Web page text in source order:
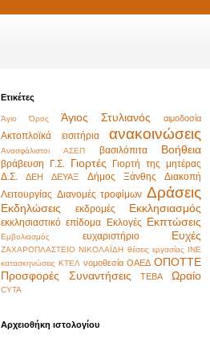
Ετικέτες
Άγιο Όρος Άγιος Στυλιανός αιμοδοσία
Ακτοπλοϊκά εισιτήρια ανακοινώσεις
Ανασφάλιστοι ΑΣΕΠ βασιλόπιτα Βοήθεια
βράβευση Γ.Σ. Γιορτές
Γιορτή της μητέρας
Δ.Σ.
ΔΕΗ ΔΕΥΑΞ Δήμος Ξάνθης
Διακοπή
Λειτουργίας Διανομές τροφίμων Δράσεις
Εκδηλώσεις εκδρομές Εκκλησιασμός
εκκλησιαστικό επίδομα Εκλογές Εκπτώσεις
Εμβολιασμός ευχαριστήριο Ευχές
ΖΑΧΑΡΟΠΛΑΣΤΕΙΟ ΝΙΚΟΛΑΪΔΗ θέσεις εργασίας ΙΝΕ
κατασκηνώσεις ΚΤΕΛ νομοθεσία ΟΑΕΔ ΟΠΟΤΤΕ
Προσφορές
Συναντήσεις ΤΕΒΑ Ωραίο
CYTA
Αρχειοθήκη ιστολογίου